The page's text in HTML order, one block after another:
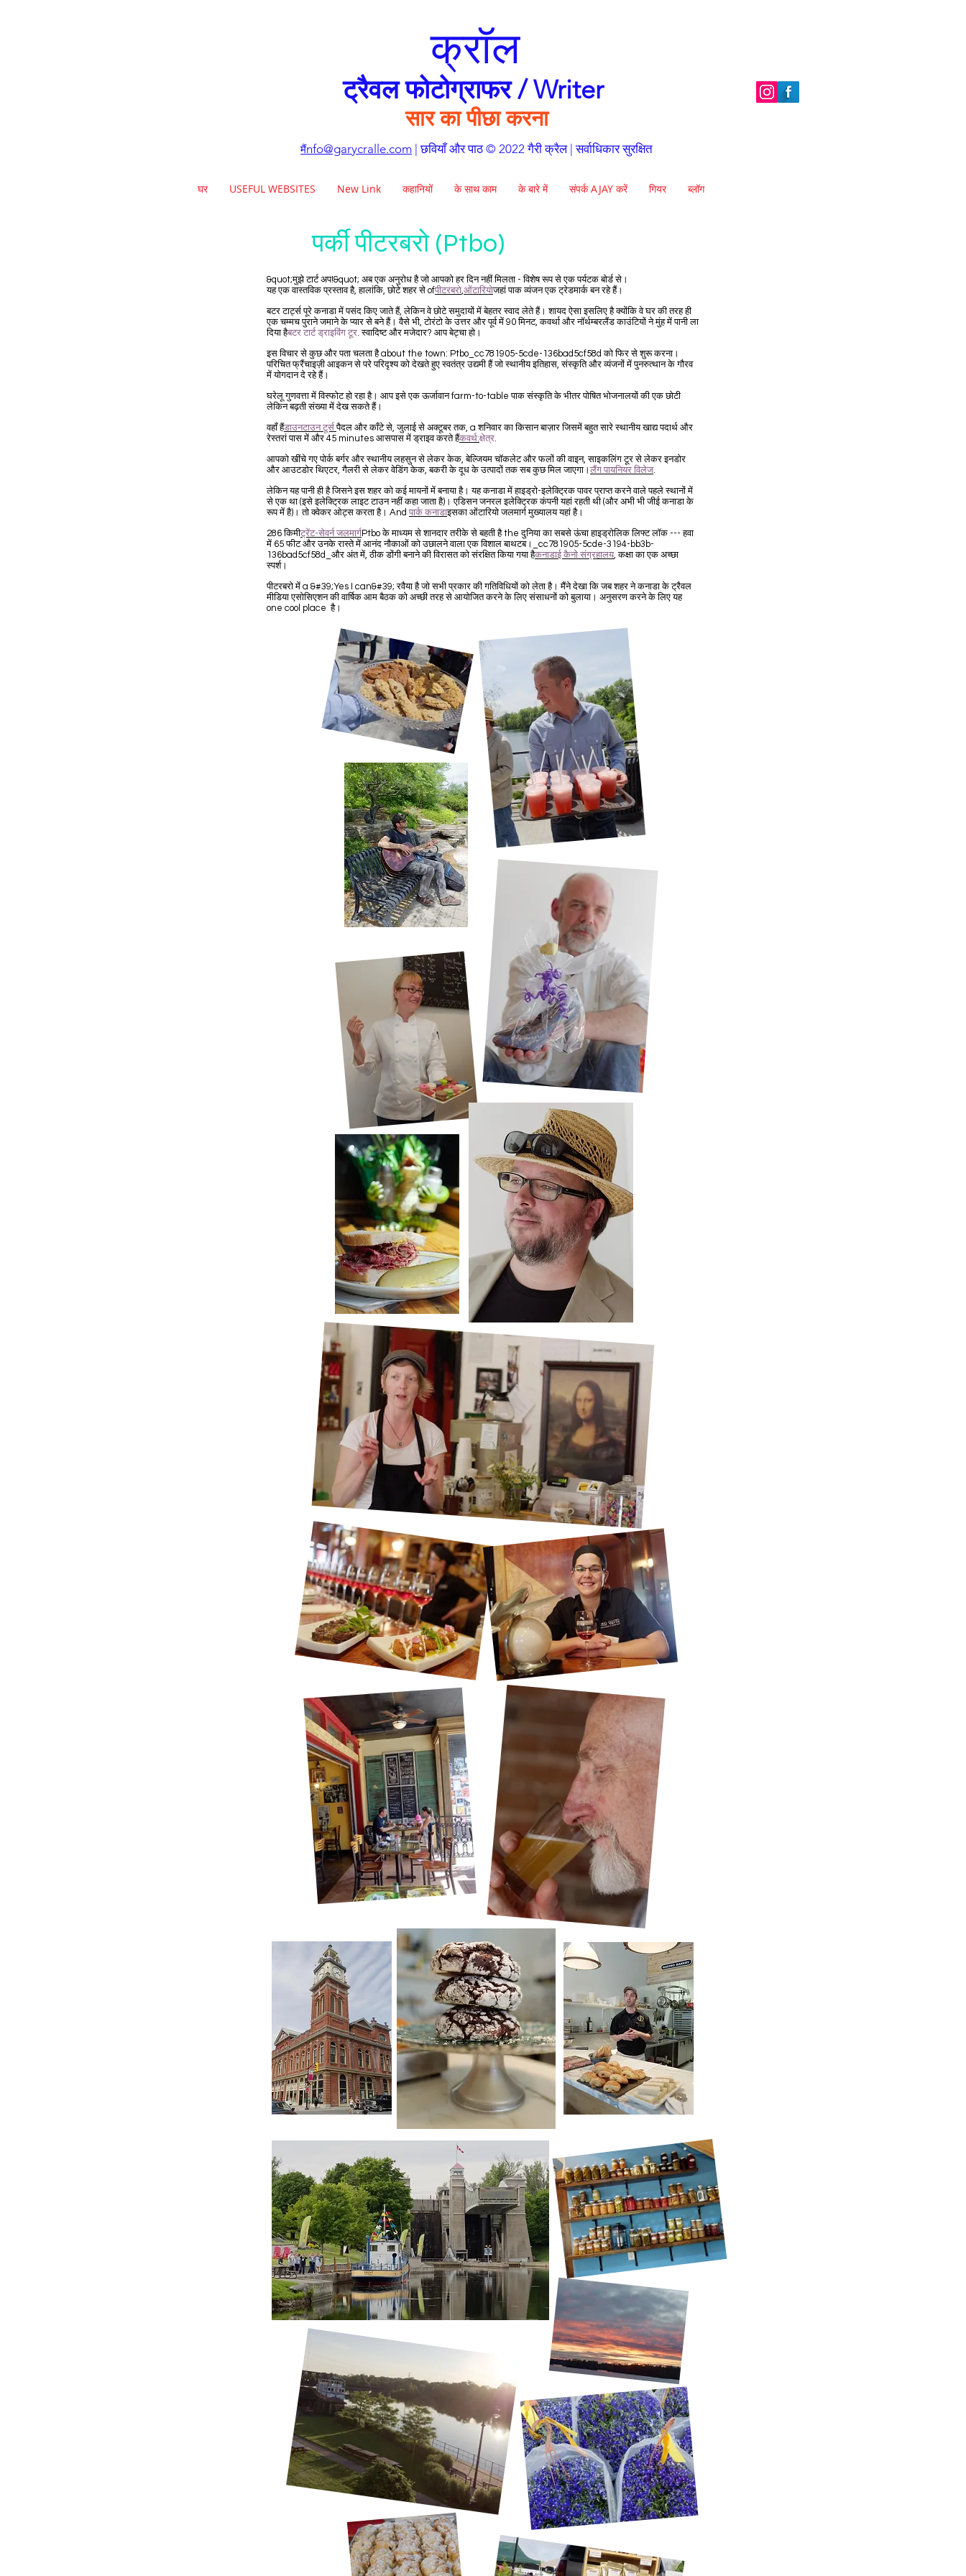
क्रॉल
ट्रैवल फोटोग्राफर / Writer
सार का पीछा करना
मैंnfo@garycralle.com | छवियाँ और पाठ © 2022 गैरी क्रैल | सर्वाधिकार सुरक्षित
घर USEFUL WEBSITES New Link कहानियों के साथ काम के बारे में संपर्क AJAY करें गियर ब्लॉग
पर्की पीटरबरो (Ptbo)
&quot;मुझे टार्ट अप!&quot; अब एक अनुरोध है जो आपको हर दिन नहीं मिलता - विशेष रूप से एक पर्यटक बोर्ड से।
यह एक वास्तविक प्रस्ताव है, हालांकि, छोटे शहर से ofपीटरबरो,ओंटारियोजहां पाक व्यंजन एक ट्रेडमार्क बन रहे हैं।
बटर टार्ट्स पूरे कनाडा में पसंद किए जाते हैं, लेकिन वे छोटे समुदायों में बेहतर स्वाद लेते हैं। शायद ऐसा इसलिए है क्योंकि वे घर की तरह ही
एक चम्मच पुराने जमाने के प्यार से बने हैं। वैसे भी, टोरंटो के उत्तर और पूर्व में 90 मिनट, कवर्था और नॉर्थम्बरलैंड काउंटियों ने मुंह में पानी ला
दिया हैबटर टार्ट ड्राइविंग टूर. स्वादिष्ट और मजेदार? आप बेट्चा हो।
इस विचार से कुछ और पता चलता है about the town: Ptbo_cc781905-5cde-136bad5cf58d को फिर से शुरू करना।
परिचित फ्रैंचाइज़ी आइकन से परे परिदृश्य को देखते हुए स्वतंत्र उद्यमी हैं जो स्थानीय इतिहास, संस्कृति और व्यंजनों में पुनरुत्थान के गौरव
में योगदान दे रहे हैं।
घरेलू गुणवत्ता में विस्फोट हो रहा है। आप इसे एक ऊर्जावान farm-to-table पाक संस्कृति के भीतर पोषित भोजनालयों की एक छोटी
लेकिन बढ़ती संख्या में देख सकते हैं।
वहाँ हैंडाउनटाउन टूर्सपैदल और काँटे से, जुलाई से अक्टूबर तक, a शनिवार का किसान बाज़ार जिसमें बहुत सारे स्थानीय खाद्य पदार्थ और
रेस्तरां पास में और 45 minutes आसपास में ड्राइव करते हैंकवर्थ:क्षेत्र.
आपको खींचे गए पोर्क बर्गर और स्थानीय लहसुन से लेकर केक, बेल्जियम चॉकलेट और फलों की वाइन, साइकलिंग टूर से लेकर इनडोर
और आउटडोर थिएटर, गैलरी से लेकर वेडिंग केक, बकरी के दूध के उत्पादों तक सब कुछ मिल जाएगा। लैंग पायनियर विलेज.
लेकिन यह पानी ही है जिसने इस शहर को कई मायनों में बनाया है। यह कनाडा में हाइड्रो-इलेक्ट्रिक पावर प्राप्त करने वाले पहले स्थानों में
से एक था (इसे इलेक्ट्रिक लाइट टाउन नहीं कहा जाता है)। एडिसन जनरल इलेक्ट्रिक कंपनी यहां रहती थी (और अभी भी जीई कनाडा के
रूप में है)। तो क्वेकर ओट्स करता है। And पार्क कनाडाइसका ओंटारियो जलमार्ग मुख्यालय यहां है।
286 किमीट्रेंट-सेवर्न जलमार्गPtbo के माध्यम से शानदार तरीके से बहती है the दुनिया का सबसे ऊंचा हाइड्रोलिक लिफ्ट लॉक --- हवा
में 65 फीट और उनके रास्ते में आनंद नौकाओं को उछालने वाला एक विशाल बाथटब।_cc781905-5cde-3194-bb3b-
136bad5cf58d_और अंत में, ठीक डोंगी बनाने की विरासत को संरक्षित किया गया हैकनाडाई कैनो संग्रहालय, कक्षा का एक अच्छा
स्पर्श।
पीटरबरो में a &#39;Yes I can&#39; रवैया है जो सभी प्रकार की गतिविधियों को लेता है। मैंने देखा कि जब शहर ने कनाडा के ट्रैवल
मीडिया एसोसिएशन की वार्षिक आम बैठक को अच्छी तरह से आयोजित करने के लिए संसाधनों को बुलाया। अनुसरण करने के लिए यह
one cool place है।